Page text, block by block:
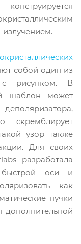
собой один из
с рисунком. В
шаблон может
скремблирует
узор также
Для своих
разработала
оси и
как
пучки